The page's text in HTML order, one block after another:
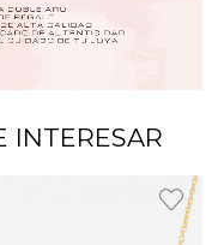
INTERESAR